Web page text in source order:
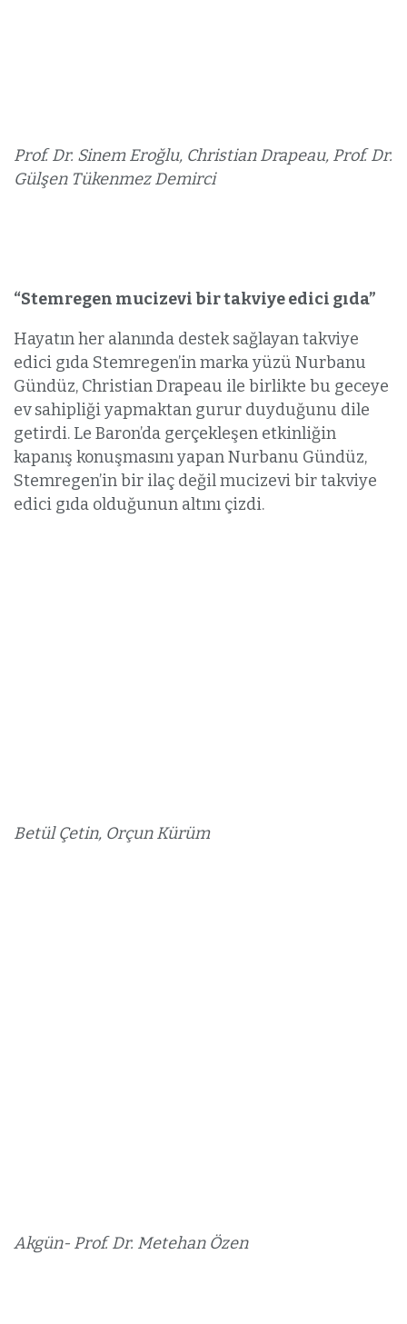
Prof. Dr. Sinem Eroğlu, Christian Drapeau, Prof. Dr.
Gülşen Tükenmez Demirci
“Stemregen mucizevi bir takviye edici gıda”
Hayatın her alanında destek sağlayan takviye
edici gıda Stemregen’in marka yüzü Nurbanu
Gündüz, Christian Drapeau ile birlikte bu geceye
ev sahipliği yapmaktan gurur duyduğunu dile
getirdi. Le Baron’da gerçekleşen etkinliğin
kapanış konuşmasını yapan Nurbanu Gündüz,
Stemregen’in bir ilaç değil mucizevi bir takviye
edici gıda olduğunun altını çizdi.
Betül Çetin, Orçun Kürüm
Akgün- Prof. Dr. Metehan Özen